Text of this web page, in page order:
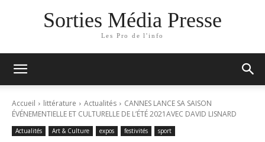
Sorties Média Presse
Les Pro de l'info
Accueil littérature Actualités
CANNES LANCE SA SAISON
ÉVÉNEMENTIELLE ET CULTURELLE DE L’ÉTÉ 2021AVEC DAVID LISNARD
Actualités Art & Culture expos festivités sport